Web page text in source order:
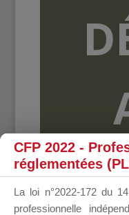
CFP 2022 -
réglementées
La loi n°2022-172 du
professionnelle